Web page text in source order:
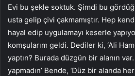
Evi bu şekle soktuk. Şimdi bu
usta gelip çivi çakmamıştır. Hep
hayal edip uygulamayı keserle
komşularım geldi. Dediler ki, ‘Ali
yaptın? Burada düzgün bir alanın
yapmadın’ Bende, ‘Düz bir alanda